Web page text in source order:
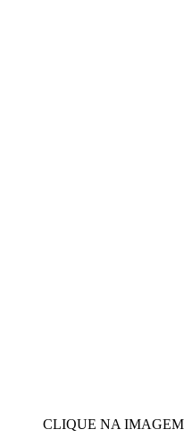
CLIQUE NA IMAGEM